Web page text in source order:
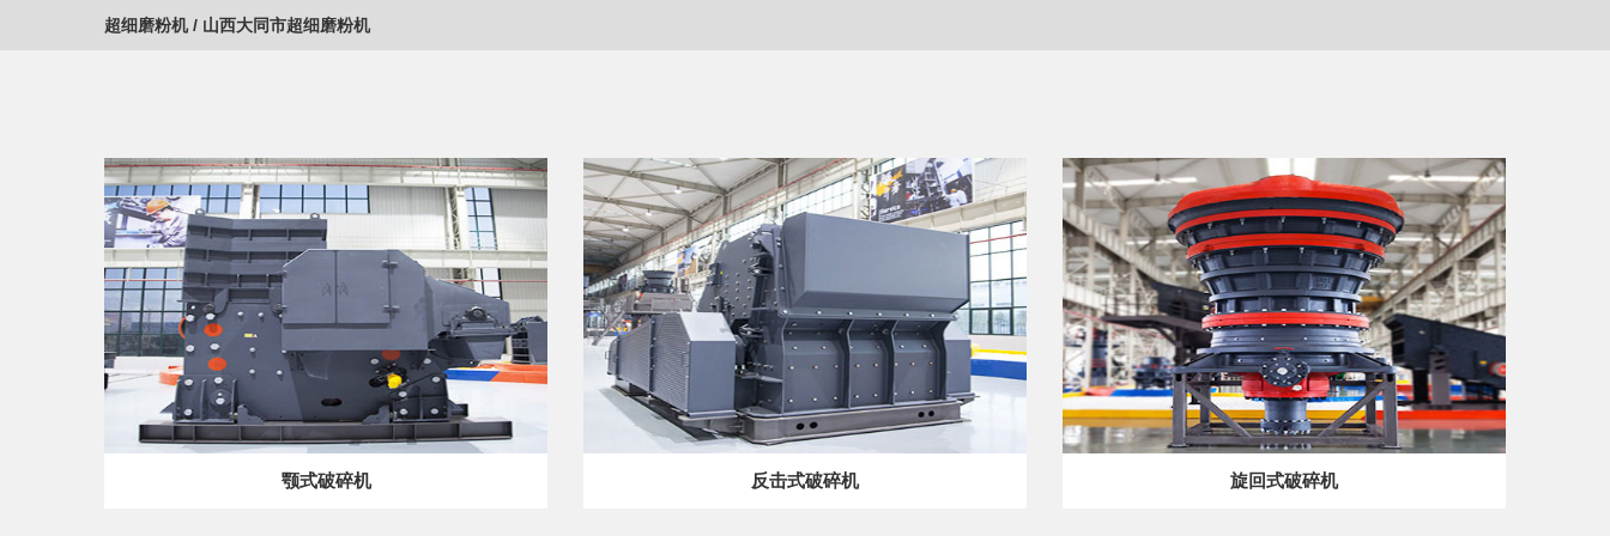
超细磨粉机/ 山西大同市超细磨粉机
颚式破碎机 反击式破碎机 旋回式破碎机